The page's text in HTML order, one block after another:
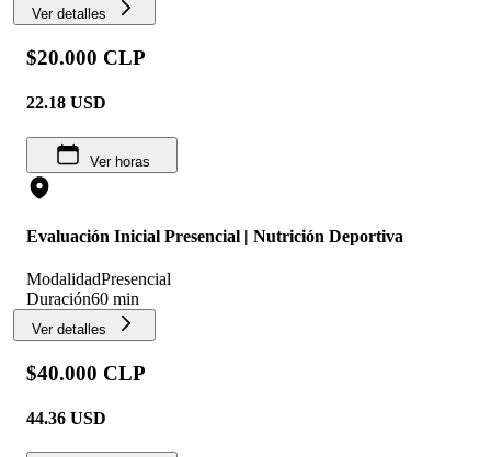
Ver detalles
$20.000 CLP
22.18 USD
Ver horas
Evaluación Inicial Presencial | Nutrición Deportiva
ModalidadPresencial
Duración60 min
Ver detalles
$40.000 CLP
44.36 USD